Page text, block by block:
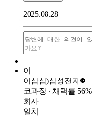
2025.08.28
이
이삼삼)삼성전자
코과장 ∙ 채택률 56%
회사
일치